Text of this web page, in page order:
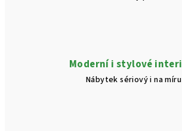
Moderní i stylové
Nábytek sériový i na míru